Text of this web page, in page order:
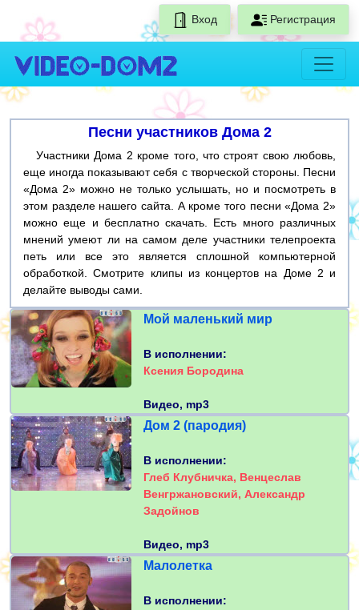
Вход Регистрация
Песни участников Дома 2
Участники Дома 2 кроме того, что строят свою любовь,
еще иногда показывают себя с творческой стороны. Песни
«Дома 2» можно не только услышать, но и посмотреть в
этом разделе нашего сайта. А кроме того песни «Дома 2»
можно еще и бесплатно скачать. Есть много различных
мнений умеют ли на самом деле участники телепроекта
петь или все это является сплошной компьютерной
обработкой. Смотрите клипы из концертов на Доме 2 и
делайте выводы сами.
Мой маленький мир
В исполнении:
Ксения Бородина
Видео, mp3
Дом 2 (пародия)
В исполнении:
Глеб Клубничка, Венцеслав
Венгржановский, Александр
Задойнов
Видео, mp3
Малолетка
В исполнении: